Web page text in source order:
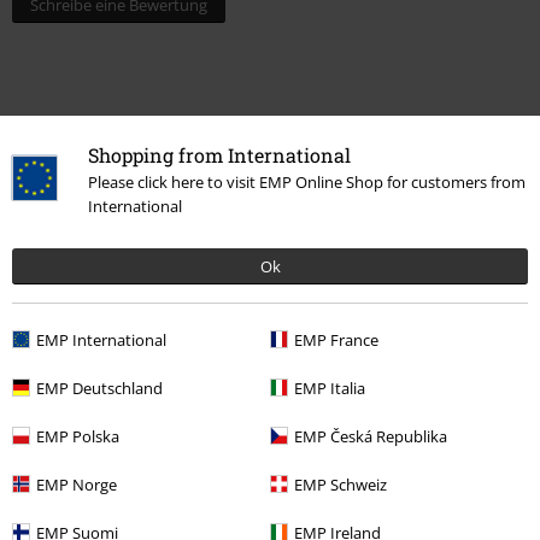
Shopping from International
Please click here to visit EMP Online Shop for customers from
International
Ok
EMP International EMP France
EMP Deutschland EMP Italia
EMP Polska EMP Česká Republika
EMP Norge EMP Schweiz
EMP Suomi EMP Ireland
Schreibe eine Bewertung
E-Mail Newsletter
jetzt anmeldest!Mehr Infos
Ich bin damit einverstanden, den EMP-Newsletter zu erhalten und willige